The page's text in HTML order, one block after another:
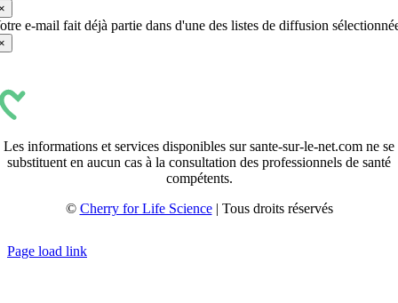
e-mail fait déjà partie dans d'une des listes de diffusion
Les informations et services disponibles sur sante-sur-le-net.com ne se
substituent en aucun cas à la consultation des professionnels de santé
compétents.
© Cherry for Life Science| Tous droits réservés
Page load link